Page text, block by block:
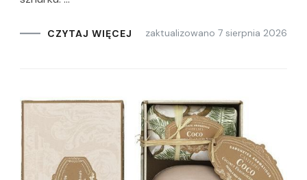
CZYTAJ WIĘCEJ zaktualizowano 7 sierpnia 2026